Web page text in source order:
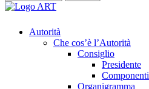
Autorità
Che cos’è l’Autorità
Consiglio
Presidente
Componenti
Organigramma